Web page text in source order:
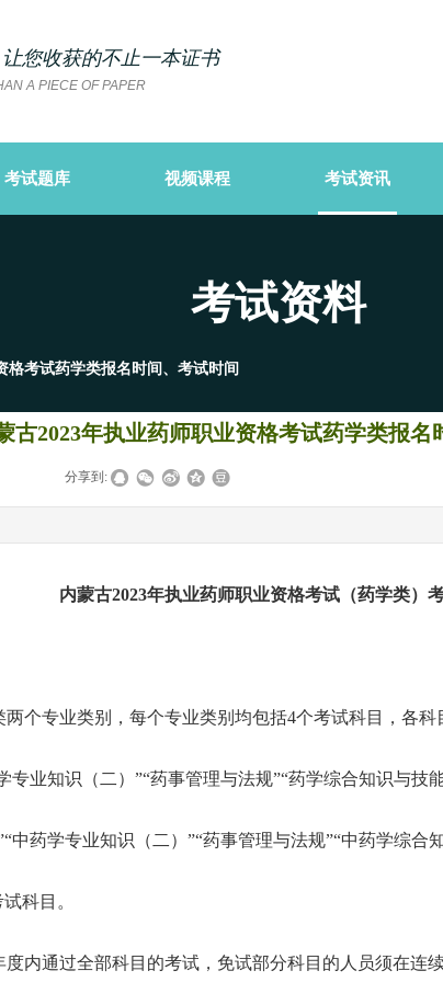
您收获的不止一本证书
A PIECE OF PAPER
考试题库 视频课程 考试资讯
格考试药学类报名时间、考试时间
考试资料
古2023年执业药师职业资格考试药学类报名
分享到:
内蒙古2023年执业药师职业资格考试（药学类）
专业类别，每个专业类别均包括4个考试科目，各科
知识（二）”“药事管理与法规”“药学综合知识与技能
学专业知识（二）”“药事管理与法规”“中药学综合知
科目。
通过全部科目的考试，免试部分科目的人员须在连